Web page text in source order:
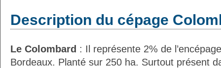
Description du cépage
Le Colombard : Il représente 2% de
Bordeaux. Planté sur 250 ha. Surtout présent